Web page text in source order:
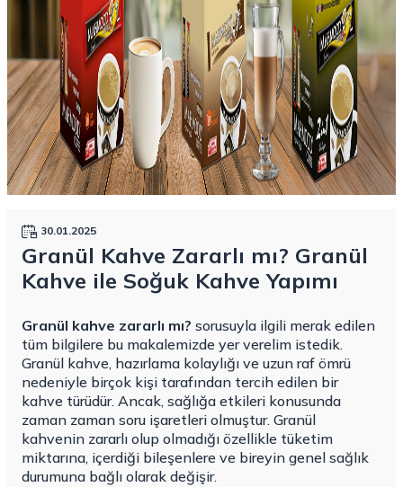
30.01.2025
Granül Kahve Zararlı mı? Granül
Kahve ile Soğuk Kahve Yapımı
Granül kahve zararlı mı? sorusuyla ilgili merak edilen
tüm bilgilere bu makalemizde yer verelim istedik.
Granül kahve, hazırlama kolaylığı ve uzun raf ömrü
nedeniyle birçok kişi tarafından tercih edilen bir
kahve türüdür. Ancak, sağlığa etkileri konusunda
zaman zaman soru işaretleri olmuştur. Granül
kahvenin zararlı olup olmadığı özellikle tüketim
miktarına, içerdiği bileşenlere ve bireyin genel sağlık
durumuna bağlı olarak değişir.